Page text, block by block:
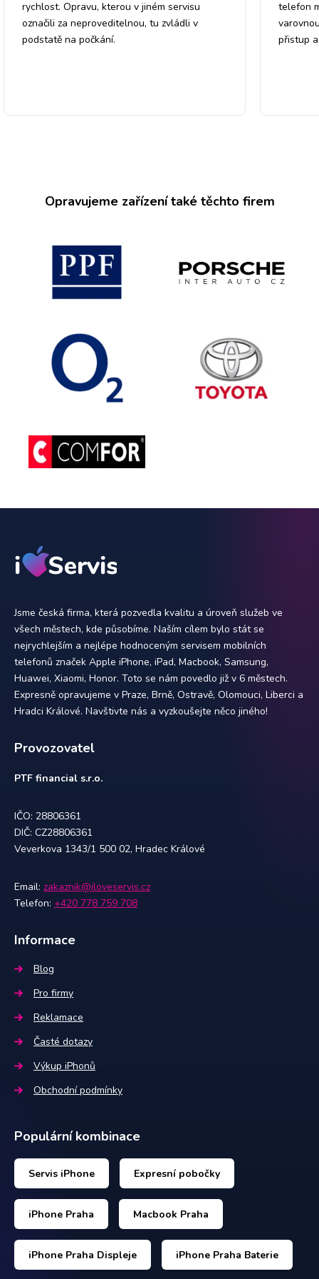
rychlost. Opravu, kterou v jiném servisu
označili za neproveditelnou, tu zvládli v
podstatě na počkání.
telefon
přistup
Opravujeme zařízení také těchto firem
Jsme česká firma, která pozvedla kvalitu a úroveň služeb ve
všech městech, kde působíme. Naším cílem bylo stát se
nejrychlejším a nejlépe hodnoceným servisem mobilních
telefonů značek Apple iPhone, iPad, Macbook, Samsung,
Huawei, Xiaomi, Honor. Toto se nám povedlo již v 6 městech.
Expresně opravujeme v Praze, Brně, Ostravě, Olomouci, Liberci a
Hradci Králové. Navštivte nás a vyzkoušejte něco jiného!
Provozovatel
PTF financial s.r.o.
IČO: 28806361
DIČ: CZ28806361
Veverkova 1343/1 500 02, Hradec Králové
Email: zakaznik@iloveservis.cz
Telefon: +420 778 759 708
Informace
Blog
Pro firmy
Reklamace
Časté dotazy
Výkup iPhonů
Obchodní podmínky
Populární kombinace
Servis iPhone Expresní pobočky
iPhone Praha Macbook Praha
iPhone Praha Displeje iPhone Praha Baterie